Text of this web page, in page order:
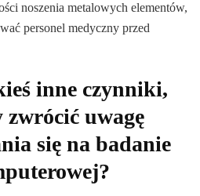
noszenia metalowych elementów,
personel medyczny przed
inne czynniki,
zwrócić uwagę
się na badanie